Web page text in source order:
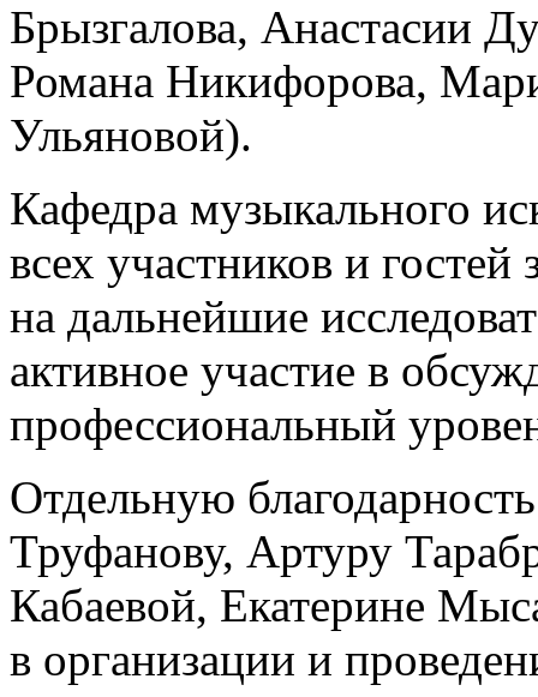
Брызгалова, Анастасии
Романа Никифорова,
Ульяновой).
Кафедра музыкального
всех участников и
на дальнейшие
активное участие в
профессиональный
Отдельную
Труфанову, Артуру
Кабаевой, Екатерине
в организации и